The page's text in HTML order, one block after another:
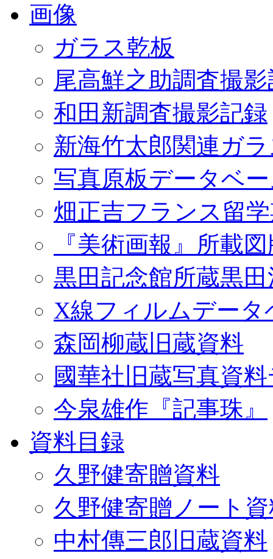
画像
ガラス乾板
尾高鮮之助調査撮
和田新調査撮影記録
新海竹太郎関連ガ
写真原板データベ
畑正吉フランス留
『美術画報』所載
黒田記念館所蔵黒
X線フィルムデータ
森岡柳蔵旧蔵資料
國華社旧蔵写真資
今泉雄作『記事珠』
資料目録
久野健寄贈資料
久野健寄贈ノート
中村傳三郎旧蔵資料